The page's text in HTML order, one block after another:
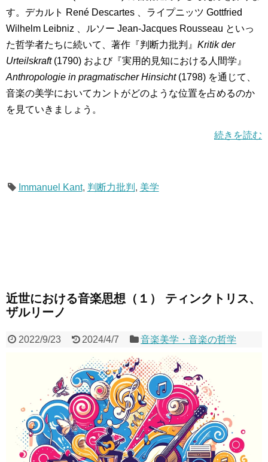
す。デカルト René Descartes 、ライプニッツ Gottfried
Wilhelm Leibniz 、ルソー Jean-Jacques Rousseau といっ
た哲学者たちに続いて、著作『判断力批判』 Kritik der
Urteilskraft(1790) および『実用的見知における人間学』
Anthropologie in pragmatischer Hinsicht(1798) を通じて、
音楽の美学においてカントがどのような位置を占めるのか
を見ていきましょう。
続きを読む
Immanuel Kant, 判断力批判 , 美学
近世における音楽思想（１） ティンクトリス、
ザルリーノ
2022/9/23 2024/4/7 音楽美学・音楽の哲学